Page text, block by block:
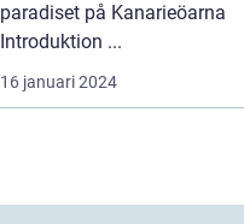
paradiset på Kanarieöarna
Introduktion ...
16 januari 2024